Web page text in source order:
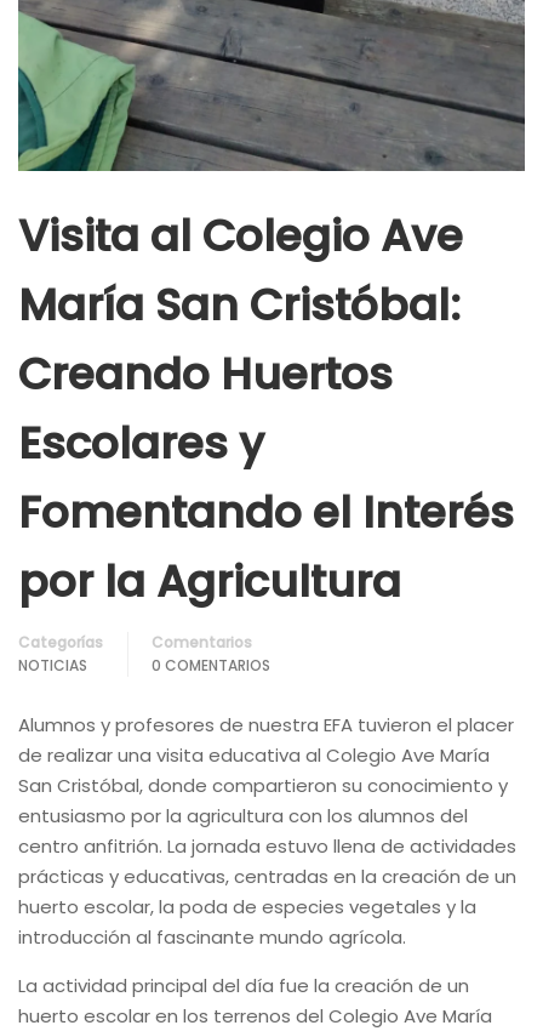
Visita al Colegio Ave
María San Cristóbal:
Creando Huertos
Escolares y
Fomentando el Interés
por la Agricultura
Categorías
NOTICIAS
Comentarios
0 COMENTARIOS
Alumnos y profesores de nuestra EFA tuvieron el placer
de realizar una visita educativa al Colegio Ave María
San Cristóbal, donde compartieron su conocimiento y
entusiasmo por la agricultura con los alumnos del
centro anfitrión. La jornada estuvo llena de actividades
prácticas y educativas, centradas en la creación de un
huerto escolar, la poda de especies vegetales y la
introducción al fascinante mundo agrícola.
La actividad principal del día fue la creación de un
huerto escolar en los terrenos del Colegio Ave María